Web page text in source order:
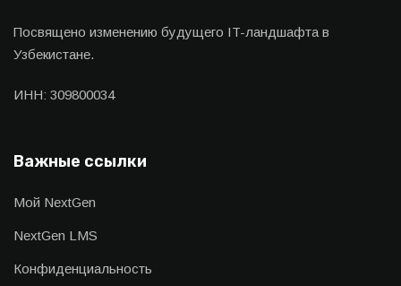
Посвящено изменению будущего IT-ландшафта в
Узбекистане.
ИНН: 309800034
Важные ссылки
Мой NextGen
NextGen LMS
Конфиденциальность